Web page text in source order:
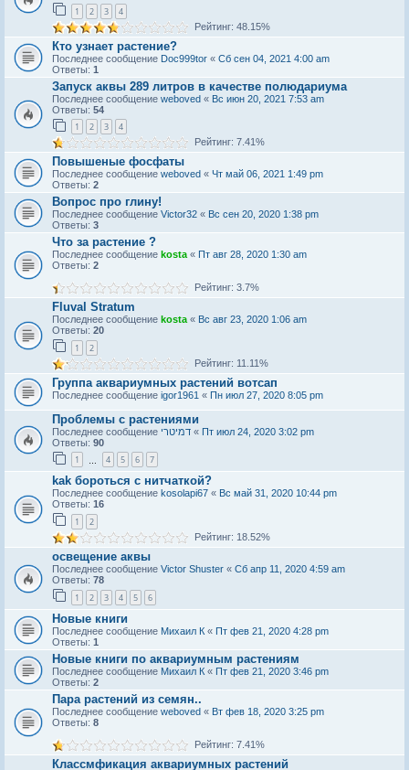
1 2 3 4
Рейтинг: 48.15%
Кто узнает растение?
Последнее сообщение Doc999tor « Сб сен 04, 2021 4:00 am
Ответы: 1
Запуск аквы 289 литров в качестве полюдариума
Последнее сообщение weboved « Вс июн 20, 2021 7:53 am
Ответы: 54
1 2 3 4
Рейтинг: 7.41%
Повышеные фосфаты
Последнее сообщение weboved « Чт май 06, 2021 1:49 pm
Ответы: 2
Вопрос про глину!
Последнее сообщение Victor32 « Вс сен 20, 2020 1:38 pm
Ответы: 3
Что за растение ?
Последнее сообщение kosta « Пт авг 28, 2020 1:30 am
Ответы: 2
Рейтинг: 3.7%
Fluval Stratum
Последнее сообщение kosta « Вс авг 23, 2020 1:06 am
Ответы: 20
1 2
Рейтинг: 11.11%
Группа аквариумных растений вотсап
Последнее сообщение igor1961 « Пн июл 27, 2020 8:05 pm
Проблемы с растениями
Последнее сообщение דמיטרי « Пт июл 24, 2020 3:02 pm
Ответы: 90
1 4 5 6 7
kak бороться с нитчаткой?
Последнее сообщение kosolapi67 « Вс май 31, 2020 10:44 pm
Ответы: 16
1 2
Рейтинг: 18.52%
освещение аквы
Последнее сообщение Victor Shuster « Сб апр 11, 2020 4:59 am
Ответы: 78
1 2 3 4 5 6
Новые книги
Последнее сообщение Михаил К « Пт фев 21, 2020 4:28 pm
Ответы: 1
Новые книги по аквариумным растениям
Последнее сообщение Михаил К « Пт фев 21, 2020 3:46 pm
Ответы: 2
Пара растений из семян..
Последнее сообщение weboved « Вт фев 18, 2020 3:25 pm
Ответы: 8
Рейтинг: 7.41%
Классмфикация аквариумных растений